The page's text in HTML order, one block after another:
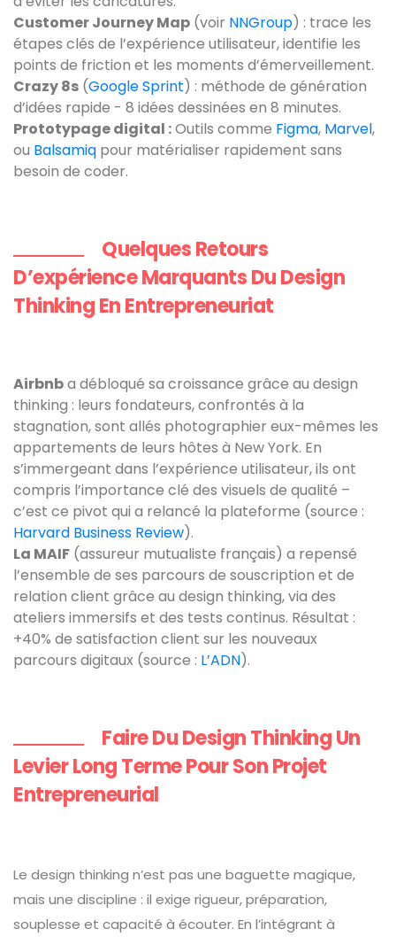
Customer Journey Map (voir NNGroup) : trace les
étapes clés de l’expérience utilisateur, identifie les
points de friction et les moments d’émerveillement.
Crazy 8s (Google Sprint) : méthode de génération
d’idées rapide - 8 idées dessinées en 8 minutes.
Prototypage digital :Outils comme Figma, Marvel,
ou Balsamiq pour matérialiser rapidement sans
besoin de coder.
Quelques Retours
D’expérience Marquants Du Design
Thinking En Entrepreneuriat
Airbnba débloqué sa croissance grâce au design
thinking : leurs fondateurs, confrontés à la
stagnation, sont allés photographier eux-mêmes les
appartements de leurs hôtes à New York. En
s’immergeant dans l’expérience utilisateur, ils ont
compris l’importance clé des visuels de qualité –
c’est ce pivot qui a relancé la plateforme (source :
Harvard Business Review).
La MAIF (assureur mutualiste français) a repensé
l’ensemble de ses parcours de souscription et de
relation client grâce au design thinking, via des
ateliers immersifs et des tests continus. Résultat :
+40% de satisfaction client sur les nouveaux
parcours digitaux (source : L’ADN).
Faire Du Design Thinking Un
Levier Long Terme Pour Son Projet
Entrepreneurial
Le design thinking n’est pas une baguette magique,
mais une discipline : il exige rigueur, préparation,
souplesse et capacité à écouter. En l’intégrant à